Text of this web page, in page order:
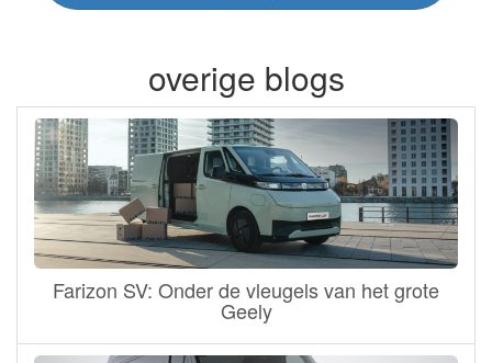
overige blogs
Farizon SV: Onder de vleugels van het grote
Geely